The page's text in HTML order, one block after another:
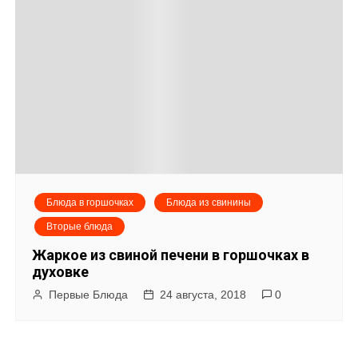
Блюда в горшочках Блюда из свинины
Вторые блюда
Жаркое из свиной печени в горшочках в
духовке
Первые Блюда 24 августа, 2018 0